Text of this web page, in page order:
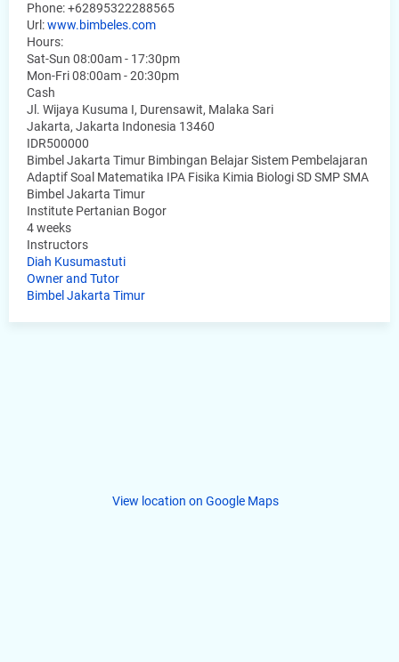
Phone:+62895322288565
Url:www.bimbeles.com
Hours:
Sat-Sun 08:00am - 17:30pm
Mon-Fri 08:00am - 20:30pm
Cash
Jl. Wijaya Kusuma I, Durensawit, Malaka Sari
Jakarta, Jakarta Indonesia 13460
IDR500000
Bimbel Jakarta Timur Bimbingan Belajar Sistem Pembelajaran
Adaptif Soal Matematika IPA Fisika Kimia Biologi SD SMP SMA
Bimbel Jakarta Timur
Institute Pertanian Bogor
4 weeks
Instructors
Diah Kusumastuti
Owner and Tutor
Bimbel Jakarta Timur
View location on Google Maps